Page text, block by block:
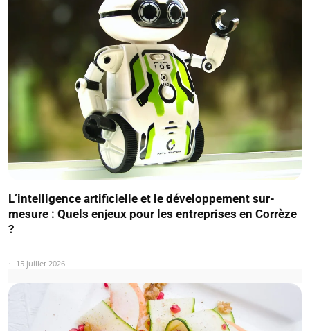
L’intelligence artificielle et le développement sur-
mesure : Quels enjeux pour les entreprises en Corrèze
?
15 juillet 2026